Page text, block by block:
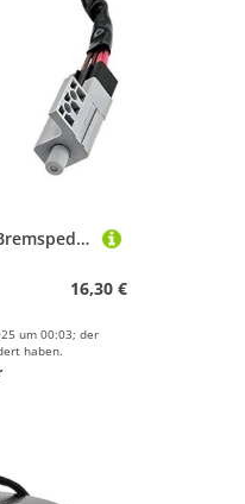
Ujjdwiurgh Gas und Bremspedalschalter Elektrisch f¨¹r RXV Golf Cart 607605 610668 606711 612889 615747
16,30 €
um 00:03; der
haben.